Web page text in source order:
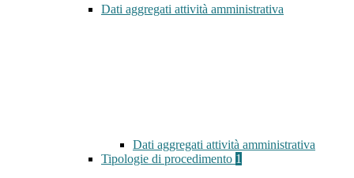
Dati aggregati attività amministrativa
Dati aggregati attività amministrativa
Tipologie di procedimento 1